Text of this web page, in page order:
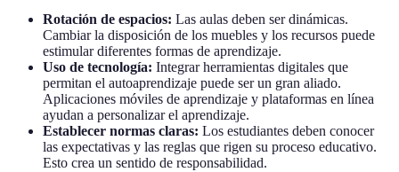
Rotación de espacios: Las aulas deben ser dinámicas.
Cambiar la disposición de los muebles y los recursos puede
estimular diferentes formas de aprendizaje.
Uso de tecnología: Integrar herramientas digitales que
permitan el autoaprendizaje puede ser un gran aliado.
Aplicaciones móviles de aprendizaje y plataformas en línea
ayudan a personalizar el aprendizaje.
Establecer normas claras: Los estudiantes deben conocer
las expectativas y las reglas que rigen su proceso educativo.
Esto crea un sentido de responsabilidad.